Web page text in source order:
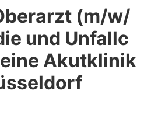
(m/w/
und Unfallc
Akutklinik